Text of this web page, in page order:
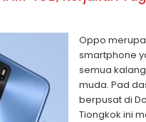
Oppo
smartphone
semua
muda. Pad
berpusat di
Tiongkok ini